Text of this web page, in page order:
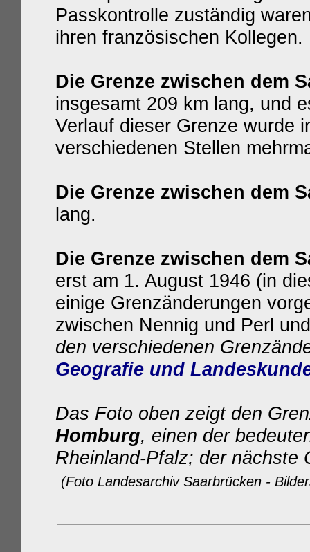
Passkontrolle zuständig
ihren französischen Kollegen.
Die Grenze zwischen dem
insgesamt 209 km lang, und
Verlauf dieser Grenze wurde
verschiedenen Stellen
Die Grenze zwischen dem
lang.
Die Grenze zwischen dem
erst am 1. August 1946 (in
einige Grenzänderungen
zwischen Nennig und Perl
den verschiedenen
Geografie und
Das Foto oben zeigt den
Homburg, einen der
Rheinland-Pfalz; der nächste
(Foto Landesarchiv Saarbrücken -